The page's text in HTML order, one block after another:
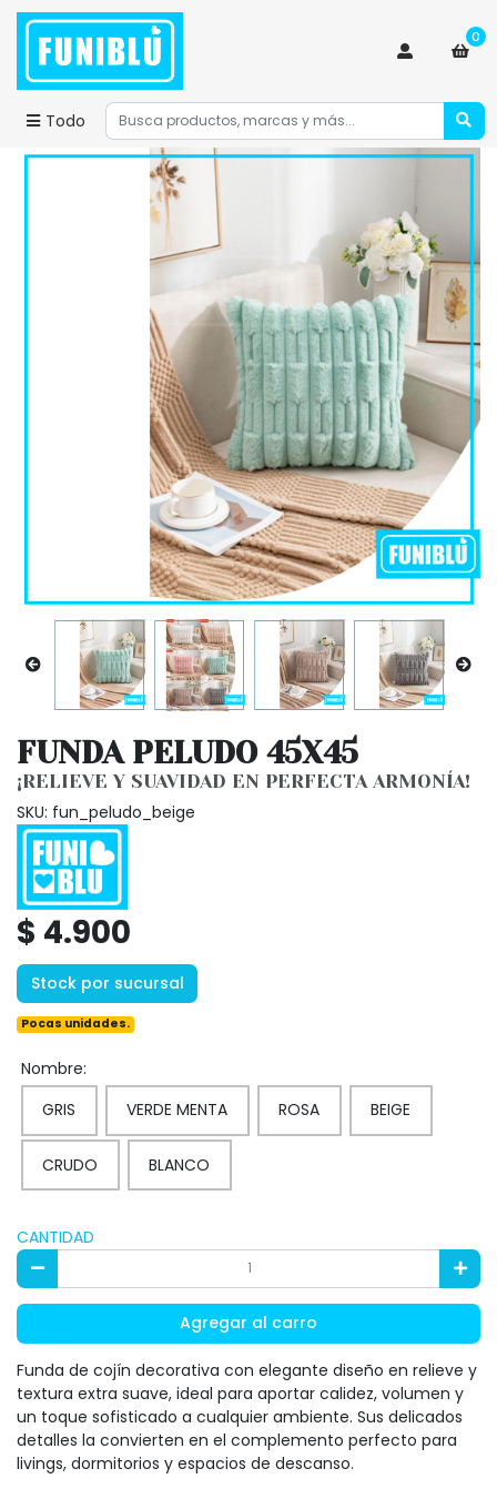
Todo
0
FUNDA PELUDO 45X45
¡RELIEVE Y SUAVIDAD EN PERFECTA ARMONÍA!
SKU: fun_peludo_beige
$ 4.900
Stock por sucursal
Pocas unidades.
Nombre:
GRIS
VERDE MENTA ROSA BEIGE
CRUDO BLANCO
CANTIDAD
Agregar al carro
Funda de cojín decorativa con elegante diseño en relieve y
textura extra suave, ideal para aportar calidez, volumen y
un toque sofisticado a cualquier ambiente. Sus delicados
detalles la convierten en el complemento perfecto para
livings, dormitorios y espacios de descanso.